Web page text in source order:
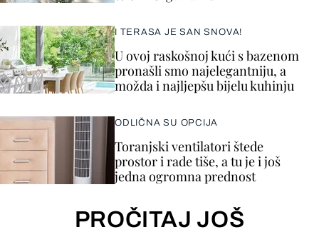
I TERASA JE SAN SNOVA!
U ovoj raskošnoj kući s bazenom
pronašli smo najelegantniju, a
možda i najljepšu bijelu kuhinju
ODLIČNA SU OPCIJA
Toranjski ventilatori štede
prostor i rade tiše, a tu je i još
jedna ogromna prednost
PROČITAJ JOŠ